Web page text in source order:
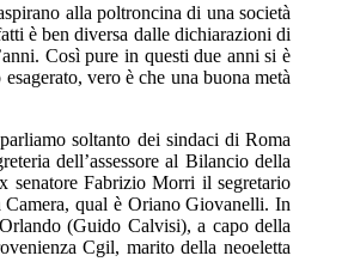
alla poltroncina di una società
è ben diversa dalle dichiarazioni di
Così pure in questi due anni si è
vero è che una buona metà
soltanto dei sindaci di Roma
dell’assessore al Bilancio della
senatore Fabrizio Morri il segretario
Camera, qual è Oriano Giovanelli. In
(Guido Calvisi), a capo della
Cgil, marito della neoeletta